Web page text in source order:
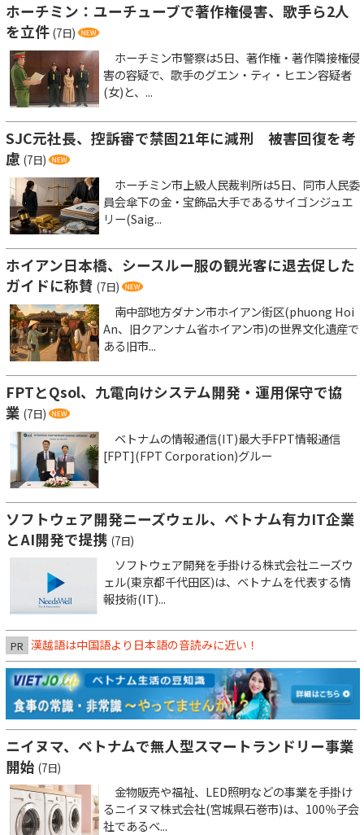
ホーチミン：ユーチューブで著作権侵害、歌手ら2人
を立件 (7日)
ホーチミン市警察は5日、著作権・著作隣接権侵
害の容疑で、歌手のグエン・ティ・ヒエン容疑者
(女)と、...
SJC元社長、控訴審で禁固21年に減刑 被害回復を考
慮 (7日)
ホーチミン市上級人民裁判所は5日、同市人民委
員会傘下の金・宝飾品大手であるサイゴンジュエ
リー(Saig...
ホイアン日本橋、シースルー服の観光客に退去促した
ガイドに称賛 (7日)
南中部地方ダナン市ホイアン街区(phuong Hoi
An、旧クアンナム省ホイアン市)の世界文化遺産で
ある旧市...
FPTとQsol、九電向けシステム開発・運用保守で協
業 (7日)
ベトナムの情報通信(IT)最大手FPT情報通信
[FPT](FPT Corporation)グルー
ソフトウェア開発ニーズウェル、ベトナム有力IT企業
とAI開発で提携 (7日)
ソフトウェア開発を手掛ける株式会社ニーズウ
ェル(東京都千代田区)は、ベトナムを代表する情
報技術(IT)...
PR 漢越語は中国語より日本語の音読みに近い！
ニイヌマ、ベトナムで無人型スマートランドリー事業
開始 (7日)
金物販売や福祉、LED照明などの事業を手掛け
るニイヌマ株式会社(宮城県石巻市)は、100％子会
社であるベ...